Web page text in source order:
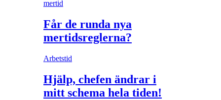
mertid
Får de runda nya
mertidsreglerna?
Arbetstid
Hjälp, chefen ändrar i
mitt schema hela tiden!